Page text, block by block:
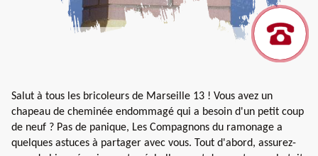
Salut à tous les bricoleurs de Marseille 13 ! Vous avez un
chapeau de cheminée endommagé qui a besoin d'un petit coup
de neuf ? Pas de panique, Les Compagnons du ramonage a
quelques astuces à partager avec vous. Tout d'abord, assurez-